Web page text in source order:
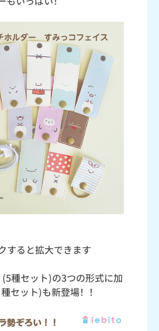
すると拡大できます
種セット)の3つの形式に加
セット)も新登場！！